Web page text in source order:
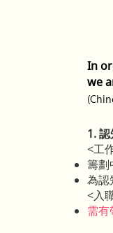
In
we
1.
<工
籌劃
為認
<入
需有